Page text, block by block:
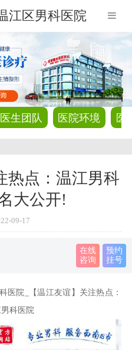
江区男科医院
医生团队 医院环境 医
热点：温江男科
大公开!
09-17
在线
咨询
预约
挂号
院_【温江友谊】关注热点：
科医院